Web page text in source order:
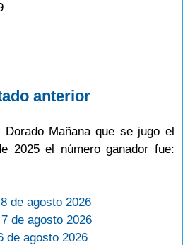
anterior
Mañana que se jugo el
2025 el número ganador fue:
de agosto 2026
de agosto 2026
de agosto 2026